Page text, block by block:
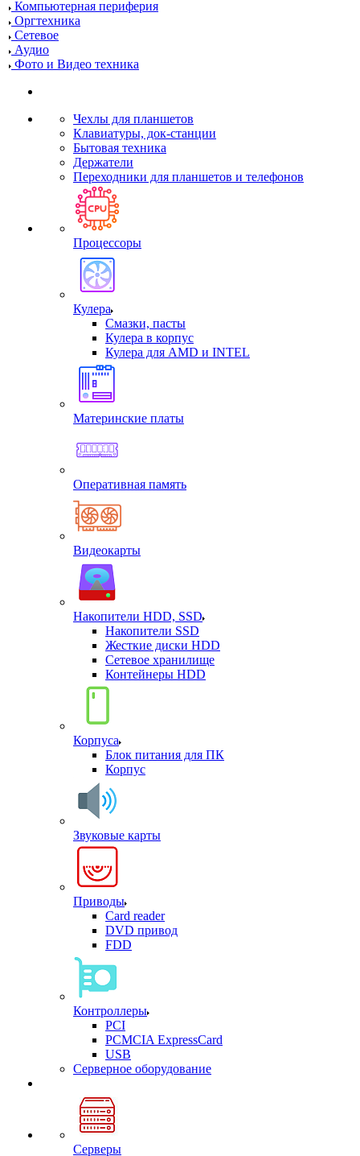
Компьютерная периферия
Оргтехника
Сетевое
Аудио
Фото и Видео техника
Чехлы для планшетов
Клавиатуры, док-станции
Бытовая техника
Держатели
Переходники для планшетов и телефонов
Процессоры
Кулера
Смазки, пасты
Кулера в корпус
Кулера для AMD и INTEL
Материнские платы
Оперативная память
Видеокарты
Накопители HDD, SSD
Накопители SSD
Жесткие диски HDD
Сетевое хранилище
Контейнеры HDD
Корпуса
Блок питания для ПК
Корпус
Звуковые карты
Приводы
Card reader
DVD привод
FDD
Контроллеры
PCI
PCMCIA ExpressCard
USB
Cерверное оборудование
Серверы